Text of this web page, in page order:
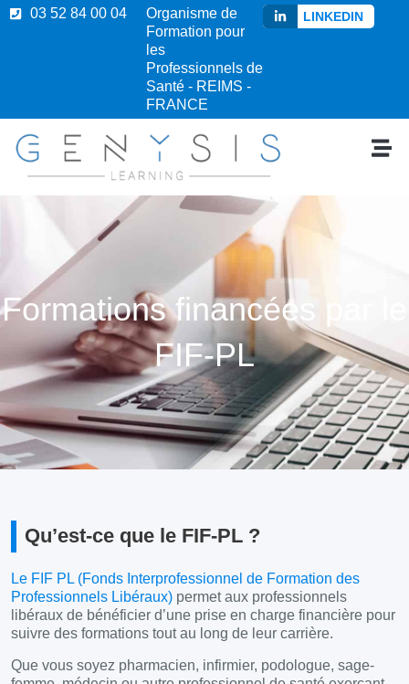
03 52 84 00 04
Organisme de
Formation pour
les
Professionnels de
Santé - REIMS -
FRANCE
LINKEDIN
Formations financées par le
FIF-PL
Qu’est-ce que le FIF-PL ?
Le FIF PL (Fonds Interprofessionnel de Formation des
Professionnels Libéraux) permet aux professionnels
libéraux de bénéficier d’une prise en charge financière pour
suivre des formations tout au long de leur carrière.
Que vous soyez pharmacien, infirmier, podologue, sage-